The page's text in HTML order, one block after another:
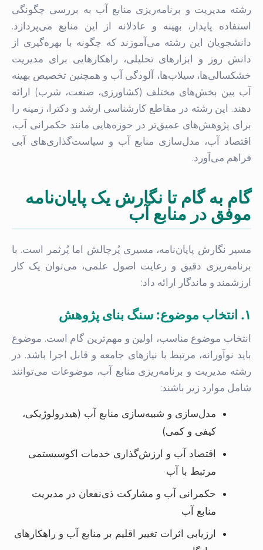
رشته مدیریت و برنامه‌ریزی منابع آب به بررسی چگونگی
استفاده پایدار، بهینه و عادلانه از این منابع می‌پردازد.
دانشجویان این رشته می‌آموزند که چگونه با بهره‌گیری از
دانش روز و ابزارهای تحلیلی، راهکارهایی برای مدیریت
خشکسالی‌ها، سیلاب‌ها، آلودگی آب و همچنین تخصیص بهینه
آب بین بخش‌های مختلف (کشاورزی، صنعت، شرب) ارائه
دهند. این رشته در مقاطع کارشناسی ارشد و دکترا، زمینه را
برای پژوهش‌های عمیق‌تر در حوزه‌هایی مانند حکمرانی آب،
اقتصاد آب، مدل‌سازی منابع آب و سیاست‌گذاری‌های آبی
فراهم می‌آورد.
گام به گام تا نگارش یک پایان‌نامه
موفق در منابع آب
مسیر نگارش پایان‌نامه، مسیری پُرچالش اما پُرثمر است. با
برنامه‌ریزی دقیق و رعایت اصول علمی، می‌توان یک کار
ارزشمند و ماندگار ارائه داد:
۱. انتخاب موضوع: سنگ بنای پژوهش
انتخاب موضوع مناسب، اولین و مهم‌ترین گام است. موضوع
باید نوآورانه، مرتبط با نیازهای جامعه و قابل اجرا باشد. در
رشته مدیریت و برنامه‌ریزی منابع آب، موضوعات می‌توانند
شامل موارد زیر باشند:
مدل‌سازی و شبیه‌سازی منابع آب (هیدرولوژیکی،
کیفی و کمی)
اقتصاد آب و ارزش‌گذاری خدمات اکوسیستمی
مرتبط با آب
حکمرانی آب و مشارکت ذی‌نفعان در مدیریت
منابع آب
ارزیابی اثرات تغییر اقلیم بر منابع آب و راهکارهای